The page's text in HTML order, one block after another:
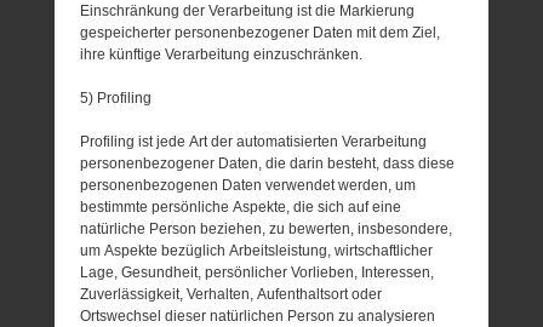
Einschränkung der Verarbeitung ist die Markierung
gespeicherter personenbezogener Daten mit dem Ziel,
ihre künftige Verarbeitung einzuschränken.
5) Profiling
Profiling ist jede Art der automatisierten Verarbeitung
personenbezogener Daten, die darin besteht, dass diese
personenbezogenen Daten verwendet werden, um
bestimmte persönliche Aspekte, die sich auf eine
natürliche Person beziehen, zu bewerten, insbesondere,
um Aspekte bezüglich Arbeitsleistung, wirtschaftlicher
Lage, Gesundheit, persönlicher Vorlieben, Interessen,
Zuverlässigkeit, Verhalten, Aufenthaltsort oder
Ortswechsel dieser natürlichen Person zu analysieren